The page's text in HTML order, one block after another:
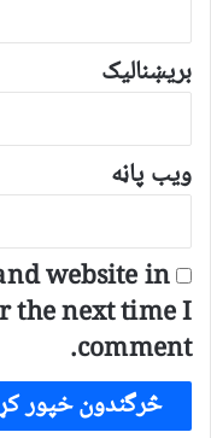
بریښنالیک
ویب پاڼه
website in
the next time I
comment.